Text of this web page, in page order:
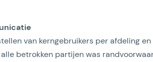
van kerngebruikers per afdeling
betrokken partijen was